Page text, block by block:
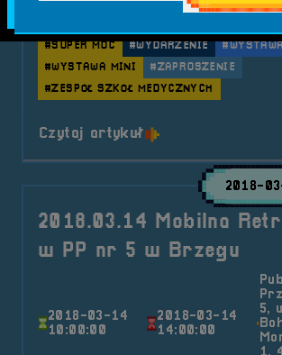
#LOKALNE WYDARZENIA
#LUDZIE
#SUPER MOC
#WYDARZENIE
#WYSTAWA
#WYSTAWA MINI
#ZAPROSZENIE
#ZESPÓŁ SZKÓŁ MEDYCZNYCH
Czytaj artykuło tytule
2018-
2018.03.14 Mobilna
w PP nr 5 w Brzegu
2018-03-14
10:00:00
2018-03-14
14:00:00
5,